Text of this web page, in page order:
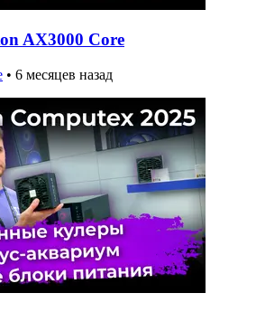
AX3000 Core
• 6 месяцев назад